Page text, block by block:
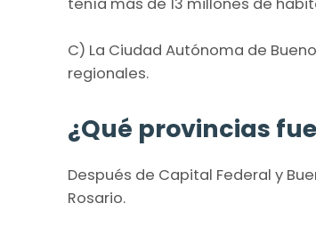
tenía más de 13 millones de
C) La Ciudad Autónoma de
regionales.
¿Qué provincias
Después de Capital Federal y
Rosario.